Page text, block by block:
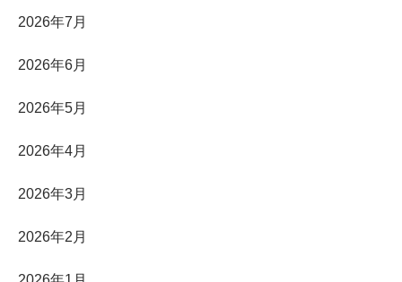
2026年7月
2026年6月
2026年5月
2026年4月
2026年3月
2026年2月